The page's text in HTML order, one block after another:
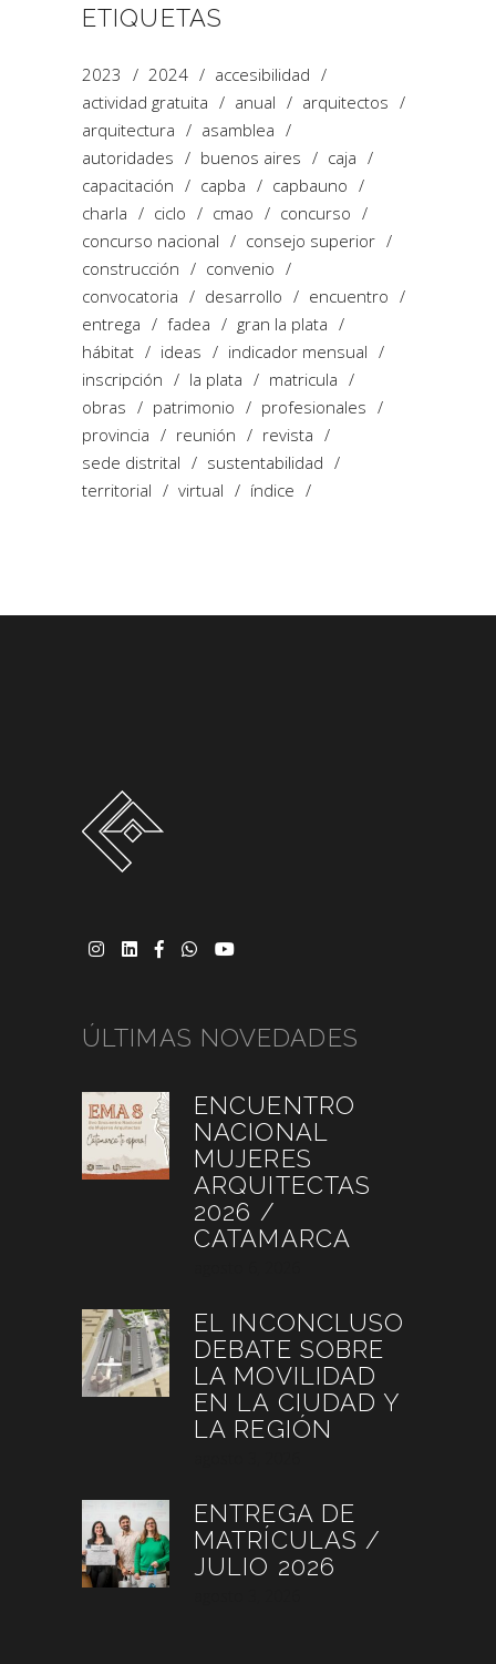
ETIQUETAS
2023 2024
accesibilidad
actividad gratuita
anual
arquitectos
arquitectura
asamblea
autoridades
buenos aires
caja
capacitación
capba
capbauno
charla
ciclo cmao
concurso
concurso nacional
consejo superior
construcción
convenio
convocatoria
desarrollo
encuentro
entrega
fadea
gran la plata
hábitat
ideas
indicador mensual
inscripción
la plata
matricula
obras
patrimonio
profesionales
provincia
reunión
revista
sede distrital
sustentabilidad
territorial
virtual índice
ÚLTIMAS NOVEDADES
ENCUENTRO
NACIONAL
MUJERES
ARQUITECTAS
2026 /
CATAMARCA
EL INCONCLUSO
DEBATE SOBRE
LA MOVILIDAD
EN LA CIUDAD Y
LA REGIÓN
ENTREGA DE
MATRÍCULAS /
JULIO 2026